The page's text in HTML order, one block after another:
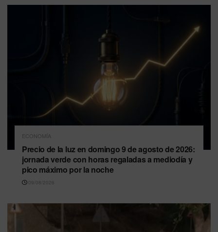
ECONOMÍA
Precio de la luz en domingo 9 de agosto de 2026:
jornada verde con horas regaladas a mediodía y
pico máximo por la noche
09/08/2026